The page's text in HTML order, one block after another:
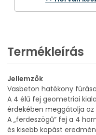
Termékleírás
Jellemzők
Vasbeton hatékony fúrása
A 4 élű fej geometriai
érdekében meggátolja
A „ferdeszögű” fej a 4
és kisebb kopást